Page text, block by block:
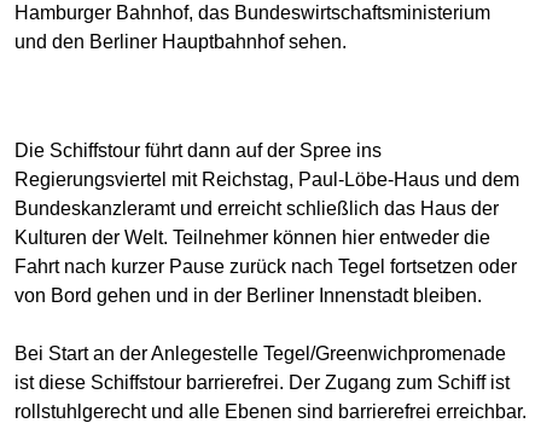
Hamburger Bahnhof, das Bundeswirtschaftsministerium
und den Berliner Hauptbahnhof sehen.
Die Schiffstour führt dann auf der Spree ins
Regierungsviertel mit Reichstag, Paul-Löbe-Haus und dem
Bundeskanzleramt und erreicht schließlich das Haus der
Kulturen der Welt. Teilnehmer können hier entweder die
Fahrt nach kurzer Pause zurück nach Tegel fortsetzen oder
von Bord gehen und in der Berliner Innenstadt bleiben.
Bei Start an der Anlegestelle Tegel/Greenwichpromenade
ist diese Schiffstour barrierefrei. Der Zugang zum Schiff ist
rollstuhlgerecht und alle Ebenen sind barrierefrei erreichbar.